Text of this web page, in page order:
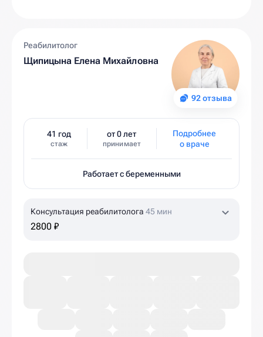
92 отзыва
Реабилитолог
Щипицына Елена Михайловна
41 год
стаж
от 0 лет
принимает
Подробнее
о враче
Работает с беременными
Консультация реабилитолога 45 мин
2800 ₽